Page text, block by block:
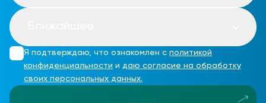
Я подтверждаю, что ознакомлен с политикой
конфиденциальности и даю согласие на обработку
своих персональных данных.